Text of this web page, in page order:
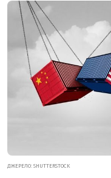
ДЖЕРЕЛО: SHUTTERSTOCK